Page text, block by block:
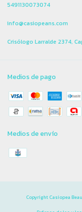
5491130073074
info@casiopeans.com
Crisólogo Larralde 2374,
Medios de pago
Medios de envío
Copyright Casiopea